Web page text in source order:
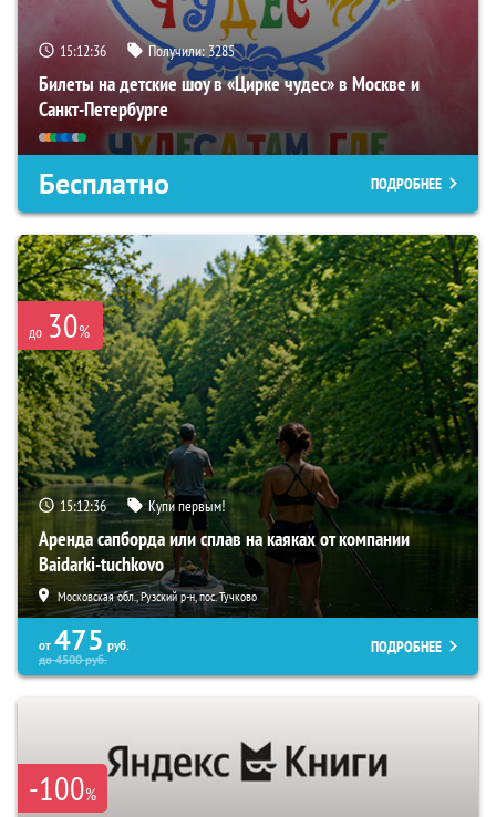
15:12:35 Получили: 3285
Билеты на детские шоу в «Цирке чудес» в Москве и
Санкт-Петербурге
Бесплатно ПОДРОБНЕЕ
до 30%
15:12:35 Купи первым!
Аренда сапборда или сплав на каяках от компании
Baidarki-tuchkovo
Московская обл., Рузский р-н, пос. Тучково
от 475 руб.
до4500руб.
ПОДРОБНЕЕ
-100%